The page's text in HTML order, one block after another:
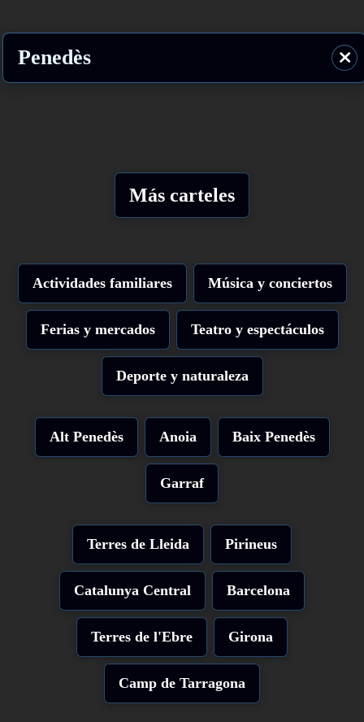
Penedès ⨯
Más carteles
Actividades familiares Música y conciertos
Ferias y mercados Teatro y espectáculos
Deporte y naturaleza
Alt Penedès Anoia Baix Penedès
Garraf
Terres de Lleida Pirineus
Catalunya Central Barcelona
Terres de l'Ebre Girona
Camp de Tarragona